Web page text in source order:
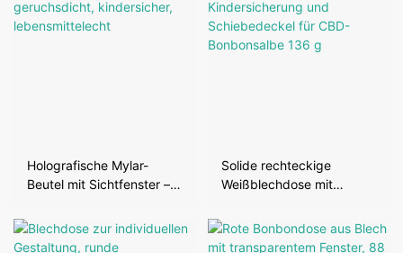
Holografische Mylar-
Beutel mit Sichtfenster –
kindersicher,
lebensmittelecht
Solide rechteckige
Weißblechdose mit
Schiebedeckel für CBD-
Bonbonsalbe 136 g